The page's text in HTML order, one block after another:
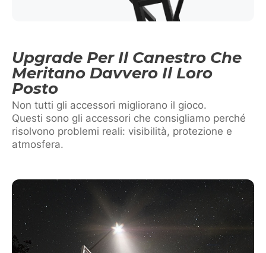
Upgrade Per Il Canestro Che
Meritano Davvero Il Loro
Posto
Non tutti gli accessori migliorano il gioco.
Questi sono gli accessori che consigliamo perché
risolvono problemi reali: visibilità, protezione e
atmosfera.